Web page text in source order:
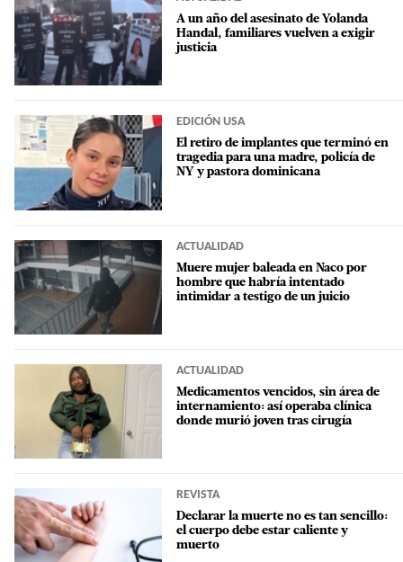
A un año del asesinato de Yolanda
Handal, familiares vuelven a exigir
justicia
EDICIÓN USA
El retiro de implantes que terminó en
tragedia para una madre, policía de
NY y pastora dominicana
ACTUALIDAD
Muere mujer baleada en Naco por
hombre que habría intentado
intimidar a testigo de un juicio
ACTUALIDAD
Medicamentos vencidos, sin área de
internamiento: así operaba clínica
donde murió joven tras cirugía
REVISTA
Declarar la muerte no es tan sencillo:
el cuerpo debe estar caliente y
muerto